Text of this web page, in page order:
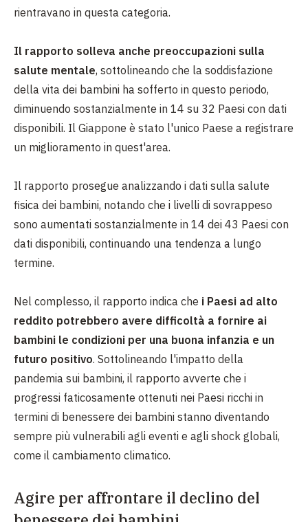
rientravano in questa categoria.
Il rapporto solleva anche preoccupazioni sulla
salute mentale, sottolineando che la soddisfazione
della vita dei bambini ha sofferto in questo periodo,
diminuendo sostanzialmente in 14 su 32 Paesi con dati
disponibili. Il Giappone è stato l'unico Paese a registrare
un miglioramento in quest'area.
Il rapporto prosegue analizzando i dati sulla salute
fisica dei bambini, notando che i livelli di sovrappeso
sono aumentati sostanzialmente in 14 dei 43 Paesi con
dati disponibili, continuando una tendenza a lungo
termine.
Nel complesso, il rapporto indica che i Paesi ad alto
reddito potrebbero avere difficoltà a fornire ai
bambini le condizioni per una buona infanzia e un
futuro positivo. Sottolineando l'impatto della
pandemia sui bambini, il rapporto avverte che i
progressi faticosamente ottenuti nei Paesi ricchi in
termini di benessere dei bambini stanno diventando
sempre più vulnerabili agli eventi e agli shock globali,
come il cambiamento climatico.
Agire per affrontare il declino del